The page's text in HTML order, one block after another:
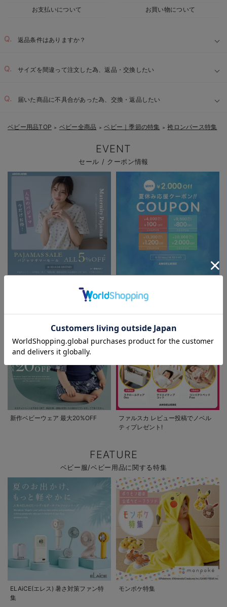
お支払いについて
お買い物について
返品条件はありますか？
サイズを間違って注文した為、返品・交換したい
届いた商品に不具合があった為、交換・返品したい
お気に入り商品を確認する
ベビー用品TOP ＞ ベビー全商品 ＞ ベビー｜季節の特集 ＞ 袴ロンパース特集
EVENT
セール / クーポン情報
OFF
新作ベビーウェア 最大20%OFF
ファルスカ レビュー投稿でノベル
ティプレゼント!
FEATURE
ベビー服/ベビー用品に関する特集
ELAiCE(エレス) 暑さ対策ファン特
集
モンポケ特集